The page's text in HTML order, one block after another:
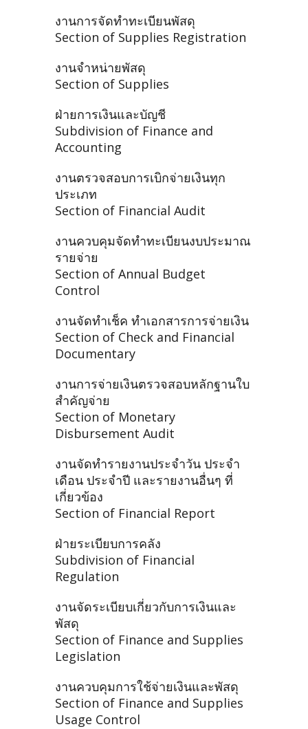
งานการจัดทำทะเบียนพัสดุ
Section of Supplies Registration
งานจำหน่ายพัสดุ
Section of Supplies
ฝ่ายการเงินและบัญชี
Subdivision of Finance and
Accounting
งานตรวจสอบการเบิกจ่ายเงินทุก
ประเภท
Section of Financial Audit
งานควบคุมจัดทำทะเบียนงบประมาณ
รายจ่าย
Section of Annual Budget
Control
งานจัดทำเช็ค ทำเอกสารการจ่ายเงิน
Section of Check and Financial
Documentary
งานการจ่ายเงินตรวจสอบหลักฐานใบ
สำคัญจ่าย
Section of Monetary
Disbursement Audit
งานจัดทำรายงานประจำวัน ประจำ
เดือน ประจำปี และรายงานอื่นๆ ที่
เกี่ยวข้อง
Section of Financial Report
ฝ่ายระเบียบการคลัง
Subdivision of Financial
Regulation
งานจัดระเบียบเกี่ยวกับการเงินและ
พัสดุ
Section of Finance and Supplies
Legislation
งานควบคุมการใช้จ่ายเงินและพัสดุ
Section of Finance and Supplies
Usage Control